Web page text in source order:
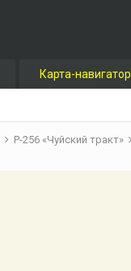
Карта-навигатор
Р-256 «Чуйский тракт»